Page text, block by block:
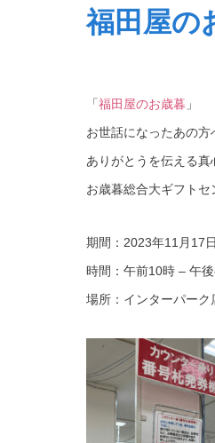
福田屋の
「福田屋のお歳暮 」
お世話になったあの方
ありがとうを伝える真
お歳暮総合大ギフトセ
期間：2023年11月17
時間：午前10時 – 午
場所：インターパー